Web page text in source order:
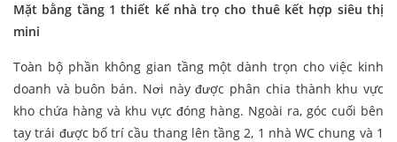
Mặt bằng tầng 1 thiết kế nhà trọ cho thuê kết hợp siêu thị
mini
Toàn bộ phần không gian tầng một dành trọn cho việc kinh
doanh và buôn bán. Nơi này được phân chia thành khu vực
kho chứa hàng và khu vực đóng hàng. Ngoài ra, góc cuối bên
tay trái được bố trí cầu thang lên tầng 2, 1 nhà WC chung và 1